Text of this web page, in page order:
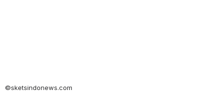
©sketsindonews.com